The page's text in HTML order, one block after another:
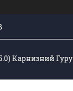
Карнизний Гуру